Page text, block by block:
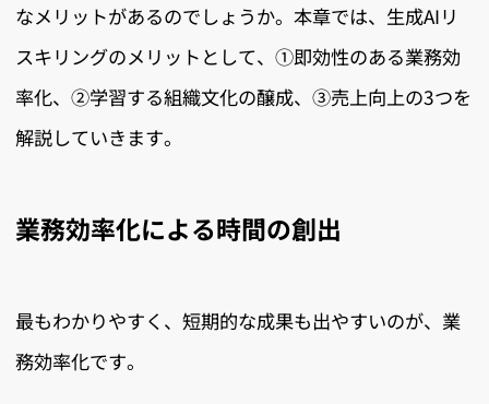
なメリットがあるのでしょうか。本章では、生成AIリ
スキリングのメリットとして、①即効性のある業務効
率化、②学習する組織文化の醸成、③売上向上の3つを
解説していきます。
業務効率化による時間の創出
最もわかりやすく、短期的な成果も出やすいのが、業
務効率化です。